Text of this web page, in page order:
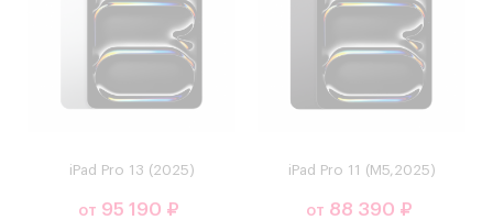
iPad Pro 13 (2025)
от 95 190 ₽
iPad Pro 11 (М5,2025)
от 88 390 ₽